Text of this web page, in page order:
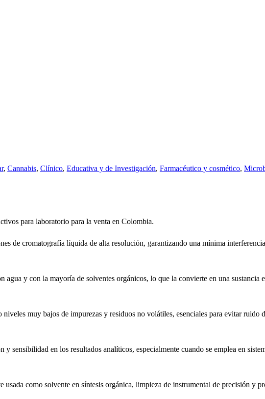
, Cannabis, Clínico, Educativa y de Investigación, Farmacéutico y cosmético,
para laboratorio para la venta en Colombia.
de cromatografía líquida de alta resolución, garantizando una mínima
y con la mayoría de solventes orgánicos, lo que la convierte en una sustancia
muy bajos de impurezas y residuos no volátiles, esenciales para evitar ruido
en los resultados analíticos, especialmente cuando se emplea en
como solvente en síntesis orgánica, limpieza de instrumental de precisión y